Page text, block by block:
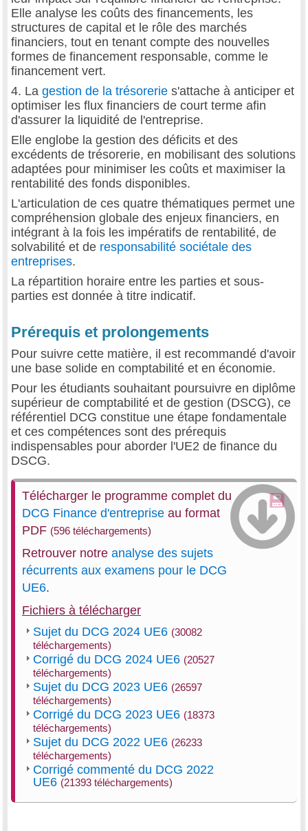
Elle analyse les coûts des financements, les
structures de capital et le rôle des marchés
financiers, tout en tenant compte des nouvelles
formes de financement responsable, comme le
financement vert.
4. La gestion de la trésorerie s'attache à anticiper et
optimiser les flux financiers de court terme afin
d'assurer la liquidité de l'entreprise.
Elle englobe la gestion des déficits et des
excédents de trésorerie, en mobilisant des solutions
adaptées pour minimiser les coûts et maximiser la
rentabilité des fonds disponibles.
L'articulation de ces quatre thématiques permet une
compréhension globale des enjeux financiers, en
intégrant à la fois les impératifs de rentabilité, de
solvabilité et de responsabilité sociétale des
entreprises.
La répartition horaire entre les parties et sous-
parties est donnée à titre indicatif.
Prérequis et prolongements
Pour suivre cette matière, il est recommandé d'avoir
une base solide en comptabilité et en économie.
Pour les étudiants souhaitant poursuivre en diplôme
supérieur de comptabilité et de gestion (DSCG), ce
référentiel DCG constitue une étape fondamentale
et ces compétences sont des prérequis
indispensables pour aborder l'UE2 de finance du
DSCG.
Télécharger le programme complet du
DCG Finance d'entreprise au format
PDF (596 téléchargements)
Retrouver notre analyse des sujets
récurrents aux examens pour le DCG
UE6.
Fichiers à télécharger
Sujet du DCG 2024 UE6 (30082
téléchargements)
Corrigé du DCG 2024 UE6 (20527
téléchargements)
Sujet du DCG 2023 UE6 (26597
téléchargements)
Corrigé du DCG 2023 UE6 (18373
téléchargements)
Sujet du DCG 2022 UE6 (26233
téléchargements)
Corrigé commenté du DCG 2022
UE6 (21393 téléchargements)